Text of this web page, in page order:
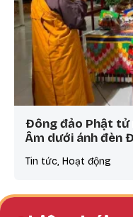
Đông đảo Phật tử
Âm dưới ánh đèn
Tin tức, Hoạt động